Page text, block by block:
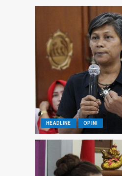
HEADLINE OPINI